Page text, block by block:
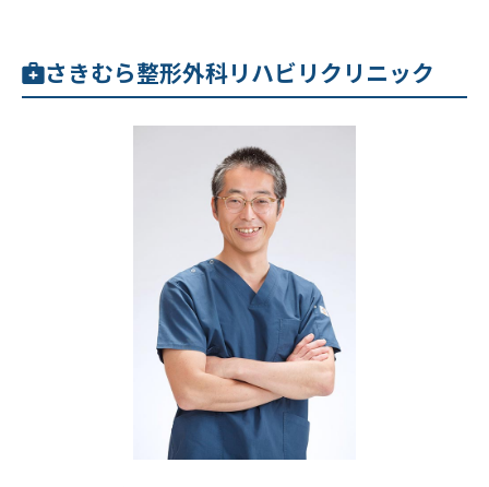
さきむら整形外科リハビリクリニック